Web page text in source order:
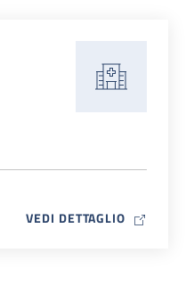
VEDI DETTAGLIO MAP ICON